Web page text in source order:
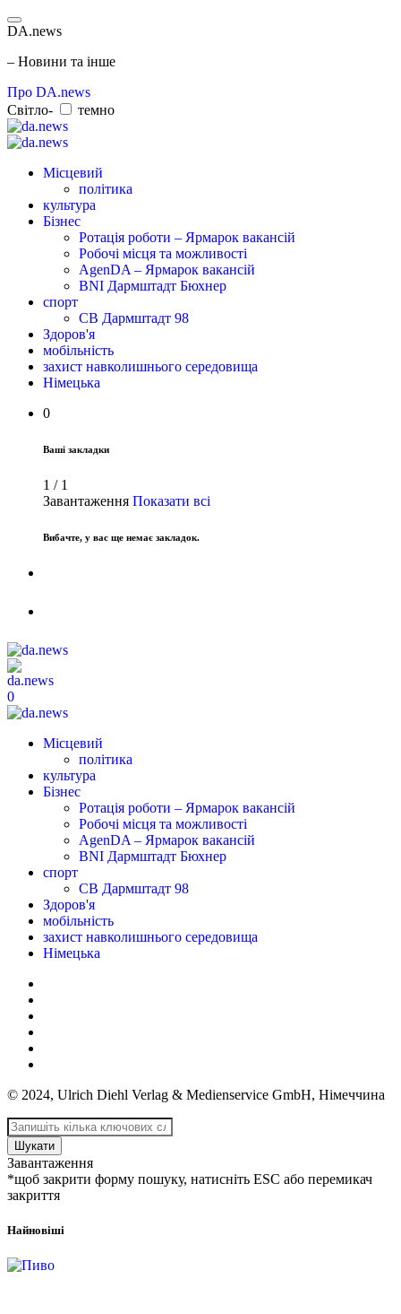
DA.news
– Новини та інше
Про DA.news
Світло-
темно
Місцевий
політика
культура
Бізнес
Ротація роботи – Ярмарок вакансій
Робочі місця та можливості
AgenDA – Ярмарок вакансій
BNI Дармштадт Бюхнер
спорт
СВ Дармштадт 98
Здоров'я
мобільність
захист навколишнього середовища
Німецька
0
Ваші закладки
1 / 1
Завантаження Показати всі
Вибачте, у вас ще немає закладок.
0
Місцевий
політика
культура
Бізнес
Ротація роботи – Ярмарок вакансій
Робочі місця та можливості
AgenDA – Ярмарок вакансій
BNI Дармштадт Бюхнер
спорт
СВ Дармштадт 98
Здоров'я
мобільність
захист навколишнього середовища
Німецька
© 2024, Ulrich Diehl Verlag & Medienservice GmbH, Німеччина
Шукати
Завантаження
*щоб закрити форму пошуку, натисніть ESC або перемикач
закриття
Найновіші